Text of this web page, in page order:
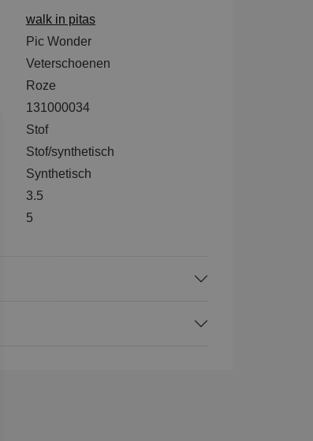
walk in pitas
Pic Wonder
Veterschoenen
Roze
131000034
Stof
Stof/synthetisch
Synthetisch
3.5
5